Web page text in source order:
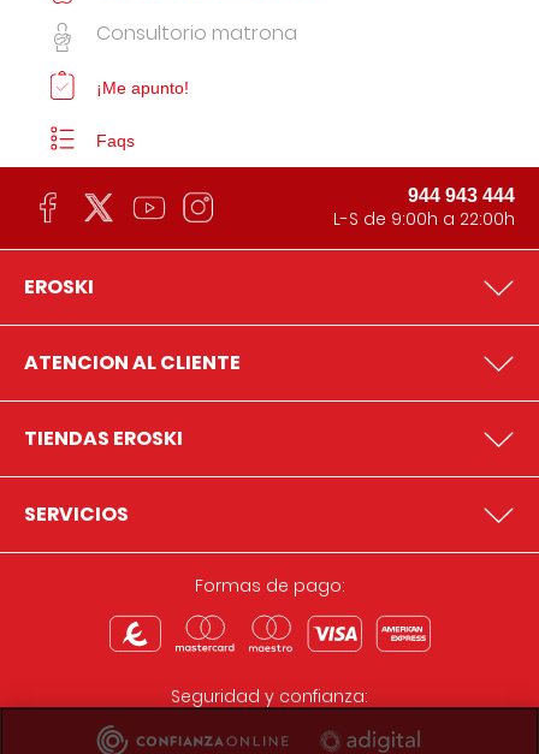
Consultorio matrona
¡Me apunto!
Faqs
944 943 444
L-S de 9:00h a 22:00h
EROSKI
ATENCION AL CLIENTE
TIENDAS EROSKI
SERVICIOS
Formas de pago:
Seguridad y confianza: